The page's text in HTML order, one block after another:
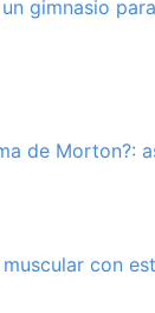
gimnasio
de Morton?:
con